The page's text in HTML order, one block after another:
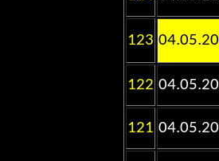
123
122
121